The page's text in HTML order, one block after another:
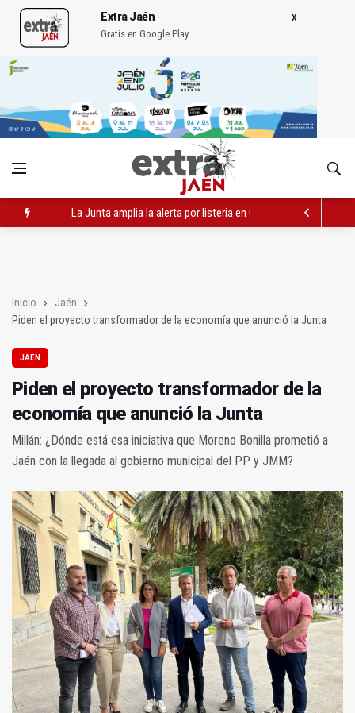
Extra Jaén
Gratis en Google Play
La Junta amplia la alerta por listeria en Granada, Jaén y Sevilla
Inicio
Jaén
Piden el proyecto transformador de la economía que anunció la Junta
JAÉN
Piden el proyecto transformador de la
economía que anunció la Junta
Millán: ¿Dónde está esa iniciativa que Moreno Bonilla prometió a
Jaén con la llegada al gobierno municipal del PP y JMM?